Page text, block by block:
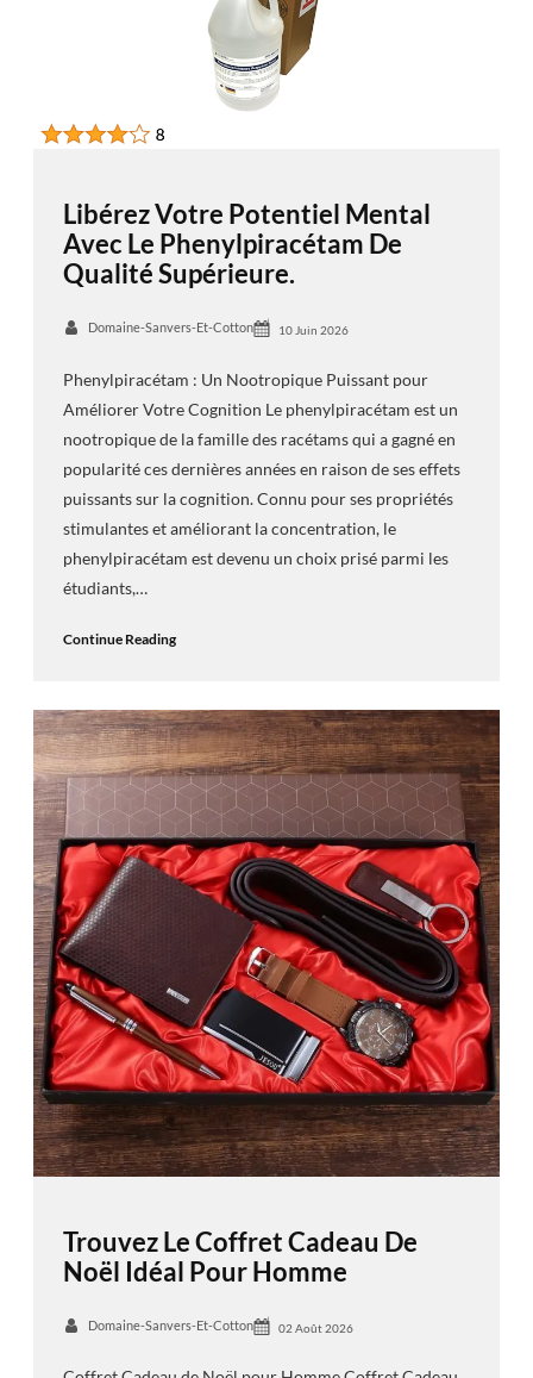
Libérez Votre Potentiel Mental
Avec Le Phenylpiracétam De
Qualité Supérieure.
Domaine-Sanvers-Et-Cotton 10 Juin 2026
Phenylpiracétam : Un Nootropique Puissant pour
Améliorer Votre Cognition Le phenylpiracétam est un
nootropique de la famille des racétams qui a gagné en
popularité ces dernières années en raison de ses effets
puissants sur la cognition. Connu pour ses propriétés
stimulantes et améliorant la concentration, le
phenylpiracétam est devenu un choix prisé parmi les
étudiants,…
Continue Reading
Trouvez Le Coffret Cadeau De
Noël Idéal Pour Homme
Domaine-Sanvers-Et-Cotton 02 Août 2026